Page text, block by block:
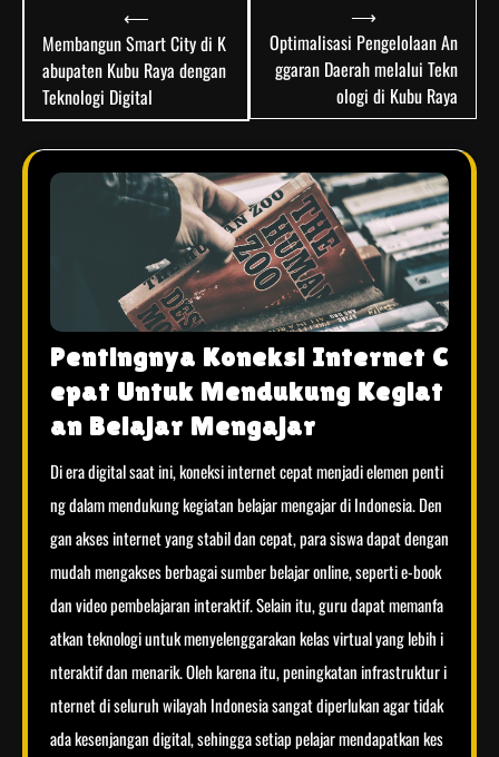
navigation
⟵
Membangun Smart City di K
abupaten Kubu Raya dengan
Teknologi Digital
Optimalisasi Pengelolaan An
ggaran Daerah melalui Tekn
ologi di Kubu Raya
⟶
Pentingnya Koneksi Internet C
epat Untuk Mendukung Kegiat
an Belajar Mengajar
Di era digital saat ini, koneksi internet cepat menjadi elemen penti
ng dalam mendukung kegiatan belajar mengajar di Indonesia. Den
gan akses internet yang stabil dan cepat, para siswa dapat dengan
mudah mengakses berbagai sumber belajar online, seperti e-book
dan video pembelajaran interaktif. Selain itu, guru dapat memanfa
atkan teknologi untuk menyelenggarakan kelas virtual yang lebih i
nteraktif dan menarik. Oleh karena itu, peningkatan infrastruktur i
nternet di seluruh wilayah Indonesia sangat diperlukan agar tidak
ada kesenjangan digital, sehingga setiap pelajar mendapatkan kes